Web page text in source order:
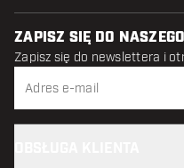
ZAPISZ SIĘ DO
Zapisz się do newslettera i